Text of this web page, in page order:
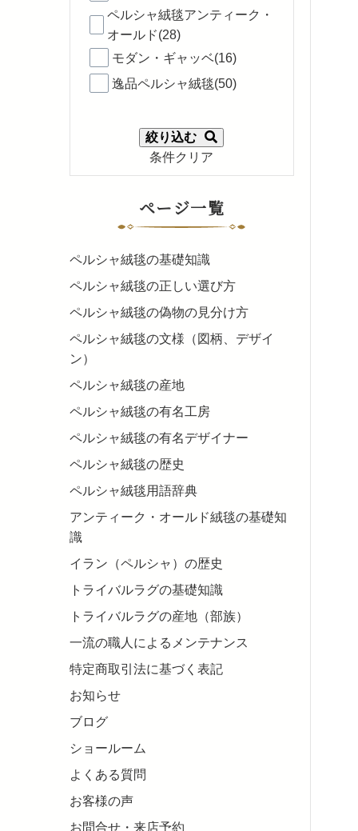
ペルシャ絨毯アンティーク・
オールド(28)
モダン・ギャッベ(16)
逸品ペルシャ絨毯(50)
絞り込む
条件クリア
ページ一覧
ペルシャ絨毯の基礎知識
ペルシャ絨毯の正しい選び方
ペルシャ絨毯の偽物の見分け方
ペルシャ絨毯の文様（図柄、デザイ
ン）
ペルシャ絨毯の産地
ペルシャ絨毯の有名工房
ペルシャ絨毯の有名デザイナー
ペルシャ絨毯の歴史
ペルシャ絨毯用語辞典
アンティーク・オールド絨毯の基礎知
識
イラン（ペルシャ）の歴史
トライバルラグの基礎知識
トライバルラグの産地（部族）
一流の職人によるメンテナンス
特定商取引法に基づく表記
お知らせ
ブログ
ショールーム
よくある質問
お客様の声
お問合せ・来店予約